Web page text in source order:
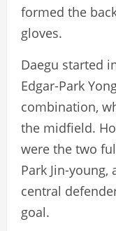
formed the
gloves.
Daegu started
Edgar-Park
combination,
the midfield.
were the two
Park Jin-young,
central
goal.